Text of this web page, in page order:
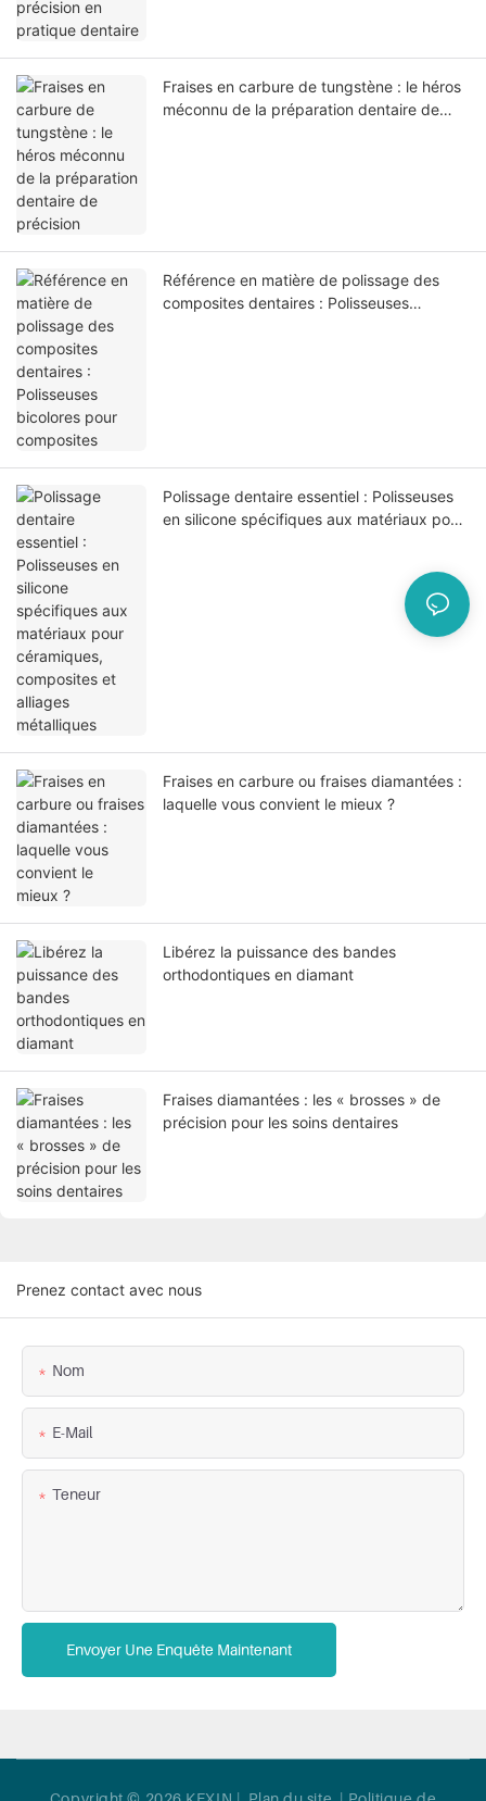
Fraises en carbure de tungstène : le héros
méconnu de la préparation dentaire de
Référence en matière de polissage des
composites dentaires : Polisseuses
Polissage dentaire essentiel : Polisseuses
en silicone spécifiques aux matériaux pour
Fraises en carbure ou fraises diamantées :
laquelle vous convient le mieux ?
Libérez la puissance des bandes
orthodontiques en diamant
Fraises diamantées : les « brosses » de
précision pour les soins dentaires
Prenez contact avec nous
Nom
E-Mail
Teneur
Envoyer Une Enquête Maintenant